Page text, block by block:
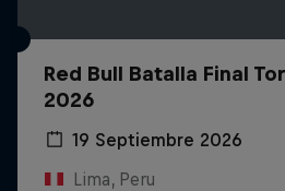
Red Bull Batalla Final
2026
19 Septiembre 2026
Lima, Peru